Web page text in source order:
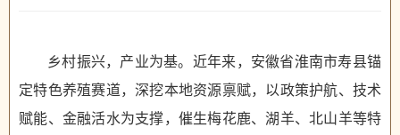
乡村振兴，产业为基。近年来，安徽省淮南市寿县锚
定特色养殖赛道，深挖本地资源禀赋，以政策护航、技术
赋能、金融活水为支撑，催生梅花鹿、湖羊、北山羊等特